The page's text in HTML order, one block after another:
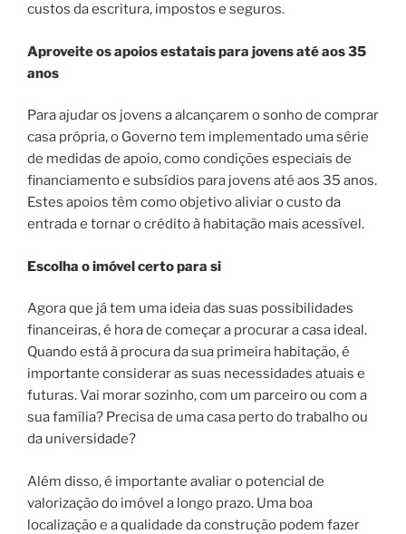
custos da escritura, impostos e seguros.
Aproveite os apoios estatais para jovens até aos 35
anos
Para ajudar os jovens a alcançarem o sonho de comprar
casa própria, o Governo tem implementado uma série
de medidas de apoio, como condições especiais de
financiamento e subsídios para jovens até aos 35 anos.
Estes apoios têm como objetivo aliviar o custo da
entrada e tornar o crédito à habitação mais acessível.
Escolha o imóvel certo para si
Agora que já tem uma ideia das suas possibilidades
financeiras, é hora de começar a procurar a casa ideal.
Quando está à procura da sua primeira habitação, é
importante considerar as suas necessidades atuais e
futuras. Vai morar sozinho, com um parceiro ou com a
sua família? Precisa de uma casa perto do trabalho ou
da universidade?
Além disso, é importante avaliar o potencial de
valorização do imóvel a longo prazo. Uma boa
localização e a qualidade da construção podem fazer